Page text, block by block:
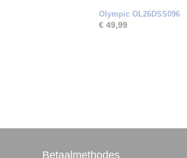
Olympic OL26DSS096
€ 49,99
Betaalmethodes